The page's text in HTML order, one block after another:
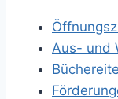
g
s
Aus- und